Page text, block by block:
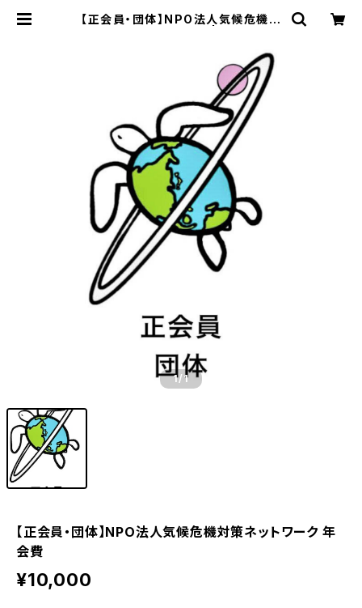
【正会員・団体】NPO法人気候危機対
1/1
【正会員・団体】NPO法人気候危機対策ネットワーク 年
会費
¥10,000